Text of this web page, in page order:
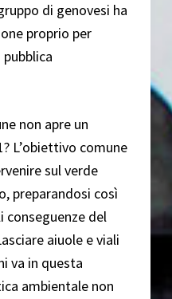
di genovesi ha
proprio per
non apre un
L’obiettivo comune
sul verde
preparandosi così
conseguenze del
aiuole e viali
va in questa
ambientale non